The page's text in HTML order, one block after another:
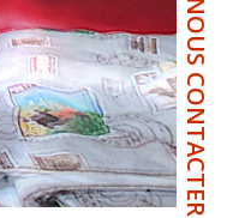
NOUS CONTACTER